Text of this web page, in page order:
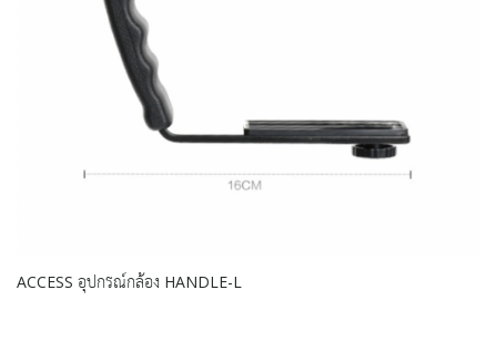
ACCESS อุปกรณ์กล้อง HANDLE-L